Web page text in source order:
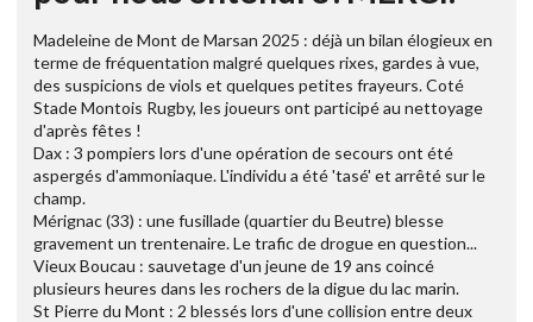
Madeleine de Mont de Marsan 2025 : déjà un bilan élogieux en
terme de fréquentation malgré quelques rixes, gardes à vue,
des suspicions de viols et quelques petites frayeurs. Coté
Stade Montois Rugby, les joueurs ont participé au nettoyage
d'après fêtes !
Dax : 3 pompiers lors d'une opération de secours ont été
aspergés d'ammoniaque. L'individu a été 'tasé' et arrêté sur le
champ.
Mérignac (33) : une fusillade (quartier du Beutre) blesse
gravement un trentenaire. Le trafic de drogue en question...
Vieux Boucau : sauvetage d'un jeune de 19 ans coincé
plusieurs heures dans les rochers de la digue du lac marin.
St Pierre du Mont : 2 blessés lors d'une collision entre deux